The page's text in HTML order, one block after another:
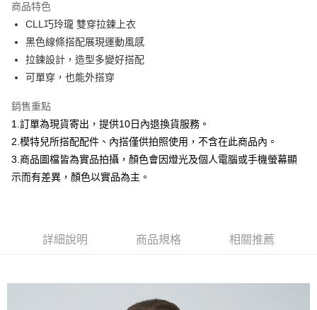
合作金庫商業銀行
華南商業銀行
上海商業儲蓄銀行
國泰世華商業銀行
臺灣中小企業銀行
聯邦商業銀行
元大商業銀行
永豐商業銀行
台新國際商業銀行
中國信託商業銀行
台灣樂天信用卡公司
超商取貨付款
LINE Pay
Apple Pay
悠遊付
Google Pay
大哥付你分期
2.付款方式選擇「大哥付你分期」，訂單成立後會自動跳轉到大哥付的交易
流程，驗證手機門號後，選擇欲分期的期數、繳款截止日，確認付款後即完
4.訂單成立30分鐘內，如未前往確認交易或遇審核未通過，訂單將自動取
消。如遇「轉專審核」未通過狀況，表示未達大哥付你分期系統評分，恕無
相關說明
２．便利：只要手機號碼，簡訊認證，即可結帳。
商品特色
CLL巧玲瓏 雙穿拉鍊上衣
黑色線條搭配展現運動風感
拉鍊設計，造型多變好搭配
可單穿，也能外搭穿
銷售重點
1.訂單為現貨寄出，提供10日內退換貨服務。
2.模特兒所搭配配件、內搭僅供拍照使用，不含在此商品內。
3.商品圖檔皆為實品拍攝，顏色會因燈光及個人電腦或手機螢幕顯
示而有差異，顏色以實品為主。
詳細說明 商品規格 相關推薦